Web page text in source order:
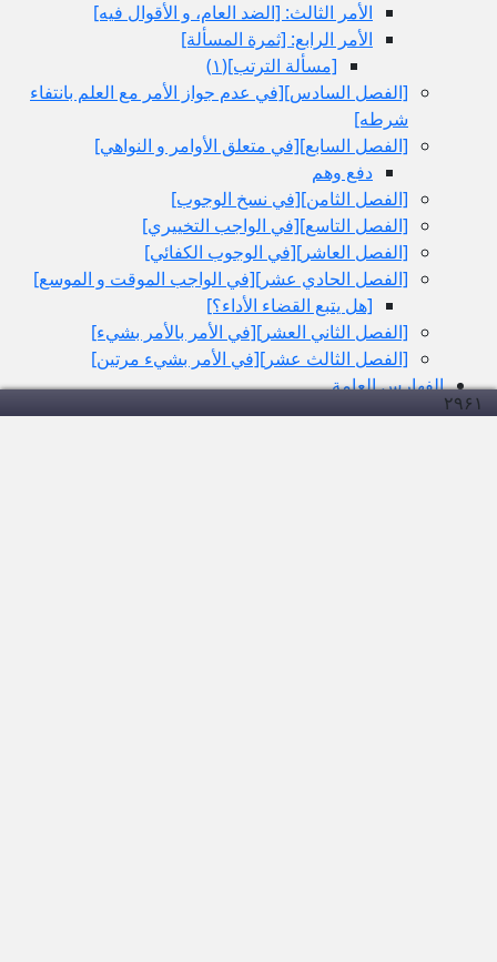
الأمر الثالث: [الضد العام، و الأقوال فيه‏]
الأمر الرابع: [ثمرة المسألة]
[مسألة الترتب‏](١)
[الفصل السادس‏][في عدم جواز الأمر مع العلم بانتفاء
شرطه‏]
[الفصل السابع‏][في متعلق الأوامر و النواهي‏]
دفع وهم
[الفصل الثامن‏][في نسخ الوجوب‏]
[الفصل التاسع‏][في الواجب التخييري‏]
[الفصل العاشر][في الوجوب الكفائي‏]
[الفصل الحادي عشر][في الواجب الموقت و الموسع‏]
[هل يتبع القضاء الأداء؟]
[الفصل الثاني العشر][في الأمر بالأمر بشي‏ء]
[الفصل الثالث عشر][في الأمر بشي‏ء مرتين‏]
الفهارس العامة
۲۹۶۱